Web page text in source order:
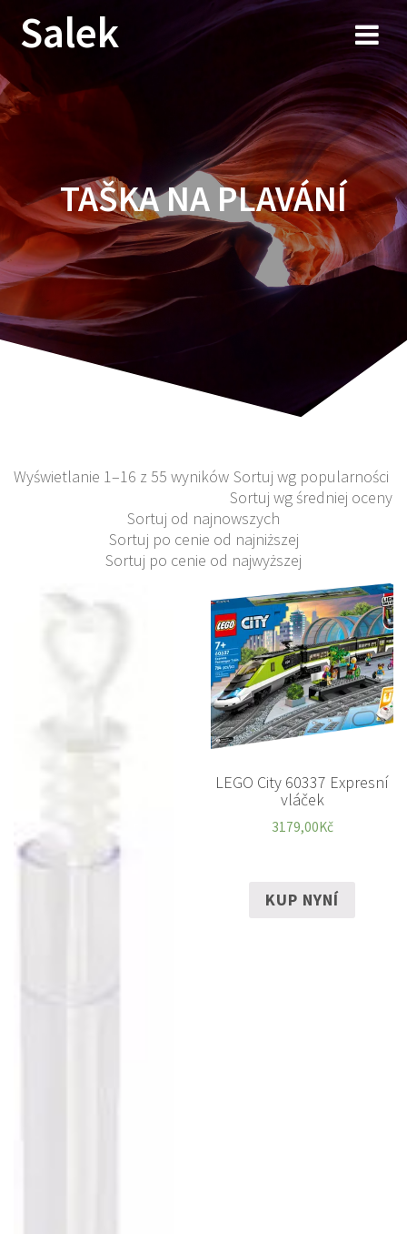
Przejdź
do
Salek
TAŠKA NA PLAVÁNÍ
Wyświetlanie 1–16 z 55 wyników Sortuj wg popularności
Sortuj wg średniej oceny
Sortuj od najnowszych
Sortuj po cenie od najniższej
Sortuj po cenie od najwyższej
LEGO City 60337 Expresní
vláček
3179,00Kč
KUP NYNÍ